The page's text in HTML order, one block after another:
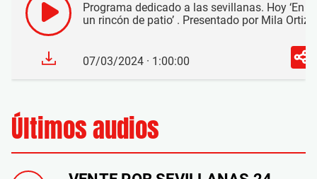
Programa dedicado a las sevillanas. Hoy ‘En
un rincón de patio’ . Presentado por Mila Ortiz
07/03/2024 · 1:00:00
Últimos audios